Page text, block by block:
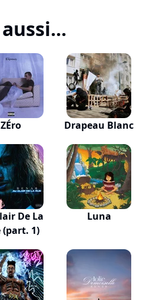
ZÉro Drapeau Blanc
De La
(part. 1)
Luna